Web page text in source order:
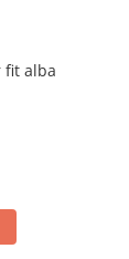
fit alba